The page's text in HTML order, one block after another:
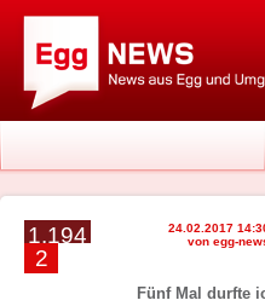
1.194
2
24.02.2017
von egg-
Fünf Mal durfte